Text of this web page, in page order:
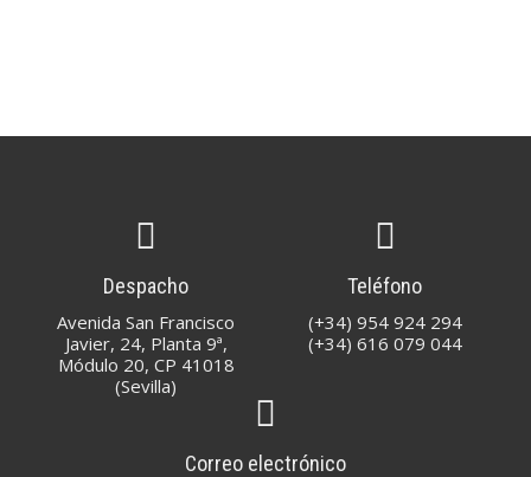
Despacho
Avenida San Francisco
Javier, 24, Planta 9ª,
Módulo 20, CP 41018
(Sevilla)
Teléfono
(+34) 954 924 294
(+34) 616 079 044
Correo electrónico